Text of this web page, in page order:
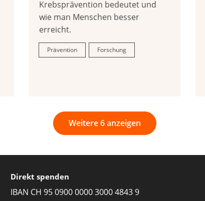
Krebsprävention bedeutet und
wie man Menschen besser
erreicht.
Prävention Forschung
Weitere 6 anzeigen
Direkt spenden
IBAN CH 95 0900 0000 3000 4843 9